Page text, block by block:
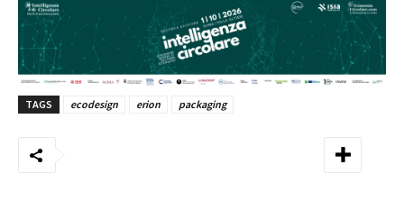
TAGS ecodesign erion packaging